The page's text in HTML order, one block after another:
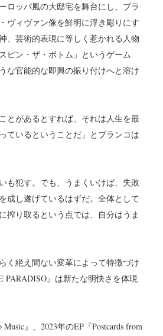
ロッパ風の大邸宅を舞台にし、ブラ
ヴィヴァン像を鮮明に浮き彫りにす
、芸術的表現に等しく惹かれる人物
ピン・ザ・ボトム」というゲーム
な官能的な即興の振り付けへと溶け
とがあるとすれば、それは人生を最
ているということだ」とブランコは
も犯す。でも、うまくいけば、失敗
成し遂げているはずだ。全体として
搾り取るという点では、自分はうま
く絶え間ない変革によって特徴づけ
PARADISO』は新たな明快さを体現
Music』、2023年のEP『Postcards from